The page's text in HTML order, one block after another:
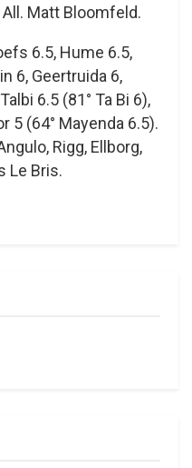
All. Matt Bloomfeld.
6.5, Hume 6.5,
6, Geertruida 6,
6.5 (81° Ta Bi 6),
5 (64° Mayenda 6.5).
Rigg, Ellborg,
Le Bris.